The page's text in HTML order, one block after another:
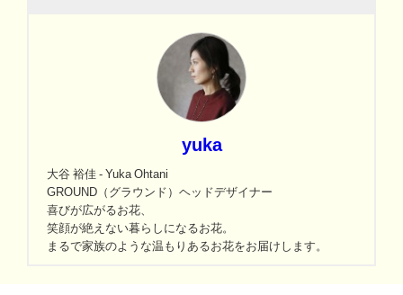
yuka
大谷 裕佳 - Yuka Ohtani
GROUND（グラウンド）ヘッドデザイナー
喜びが広がるお花、
笑顔が絶えない暮らしになるお花。
まるで家族のような温もりあるお花をお届けします。